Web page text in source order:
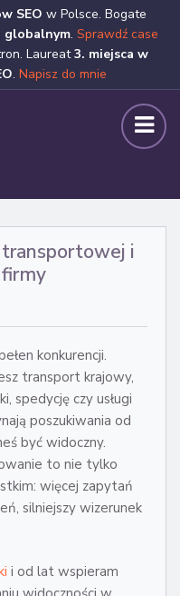
SEO w Polsce. Bogate
globalnym. Sprawdź case
Laureat3. miejsca w
. Napisz do mnie
i
firmy
konkurencji.
transport krajowy,
spedycję czy usługi
poszukiwania od
być widoczny.
to nie tylko
więcej zapytań
silniejszy wizerunek
i od lat wspieram